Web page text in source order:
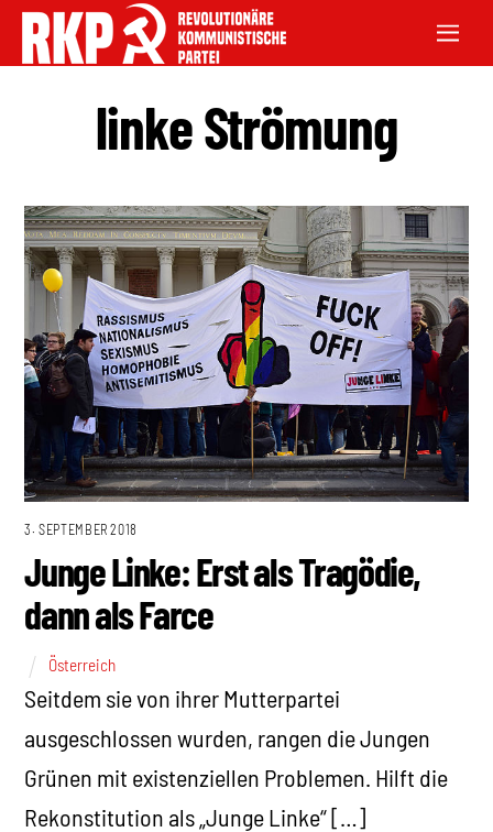
linke Strömung
3. SEPTEMBER 2018
Junge Linke: Erst als Tragödie,
dann als Farce
Österreich
Seitdem sie von ihrer Mutterpartei
ausgeschlossen wurden, rangen die Jungen
Grünen mit existenziellen Problemen. Hilft die
Rekonstitution als „Junge Linke“ […]